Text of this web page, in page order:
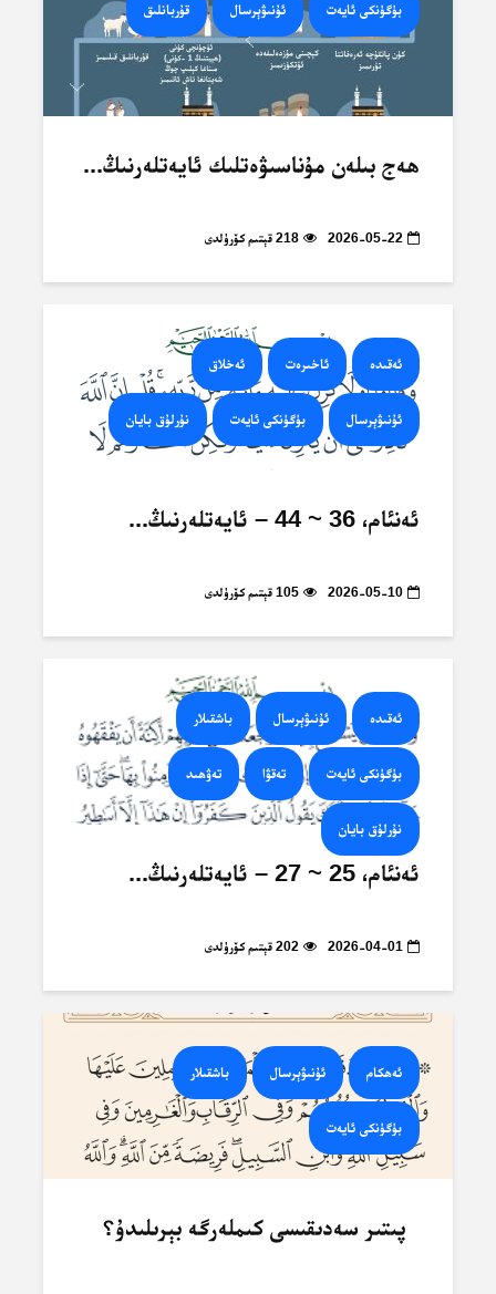
بۈگۈنكى ئايەت ئۇنىۋېرسال قۇربانلىق
ھەج بىلەن مۇناسىۋەتلىك ئايەتلەرنىڭ...
2026-05-22 218 قېتىم كۆرۈلدى
ئەقىدە ئاخىرەت ئەخلاق
ئۇنىۋېرسال بۈگۈنكى ئايەت نۇرلۇق بايان
ئەنئام، 36 ~ 44 – ئايەتلەرنىڭ...
2026-05-10 105 قېتىم كۆرۈلدى
ئەقىدە ئۇنىۋېرسال باشقىلار
بۈگۈنكى ئايەت تەقۋا تەۋھىد
نۇرلۇق بايان
ئەنئام، 25 ~ 27 – ئايەتلەرنىڭ...
2026-04-01 202 قېتىم كۆرۈلدى
ئەھكام ئۇنىۋېرسال باشقىلار
بۈگۈنكى ئايەت
پىتىر سەدىقىسى كىملەرگە بېرىلىدۇ؟